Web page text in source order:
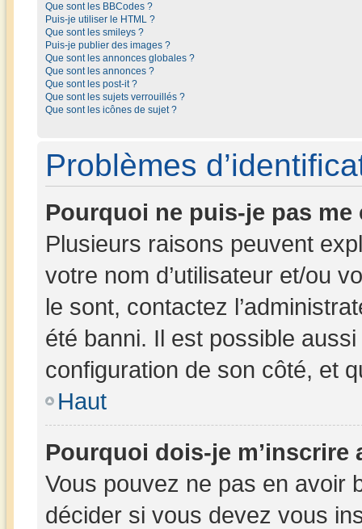
Que sont les BBCodes ?
Puis-je utiliser le HTML ?
Que sont les smileys ?
Puis-je publier des images ?
Que sont les annonces globales ?
Que sont les annonces ?
Que sont les post-it ?
Que sont les sujets verrouillés ?
Que sont les icônes de sujet ?
Problèmes
Pourquoi ne puis-je pas me
Plusieurs raisons peuvent
votre nom d’utilisateur et/ou
le sont, contactez
été banni. Il est possible
configuration de son côté, et
Haut
Pourquoi dois-je m’inscrire
Vous pouvez ne pas en avoir
décider si vous devez vous